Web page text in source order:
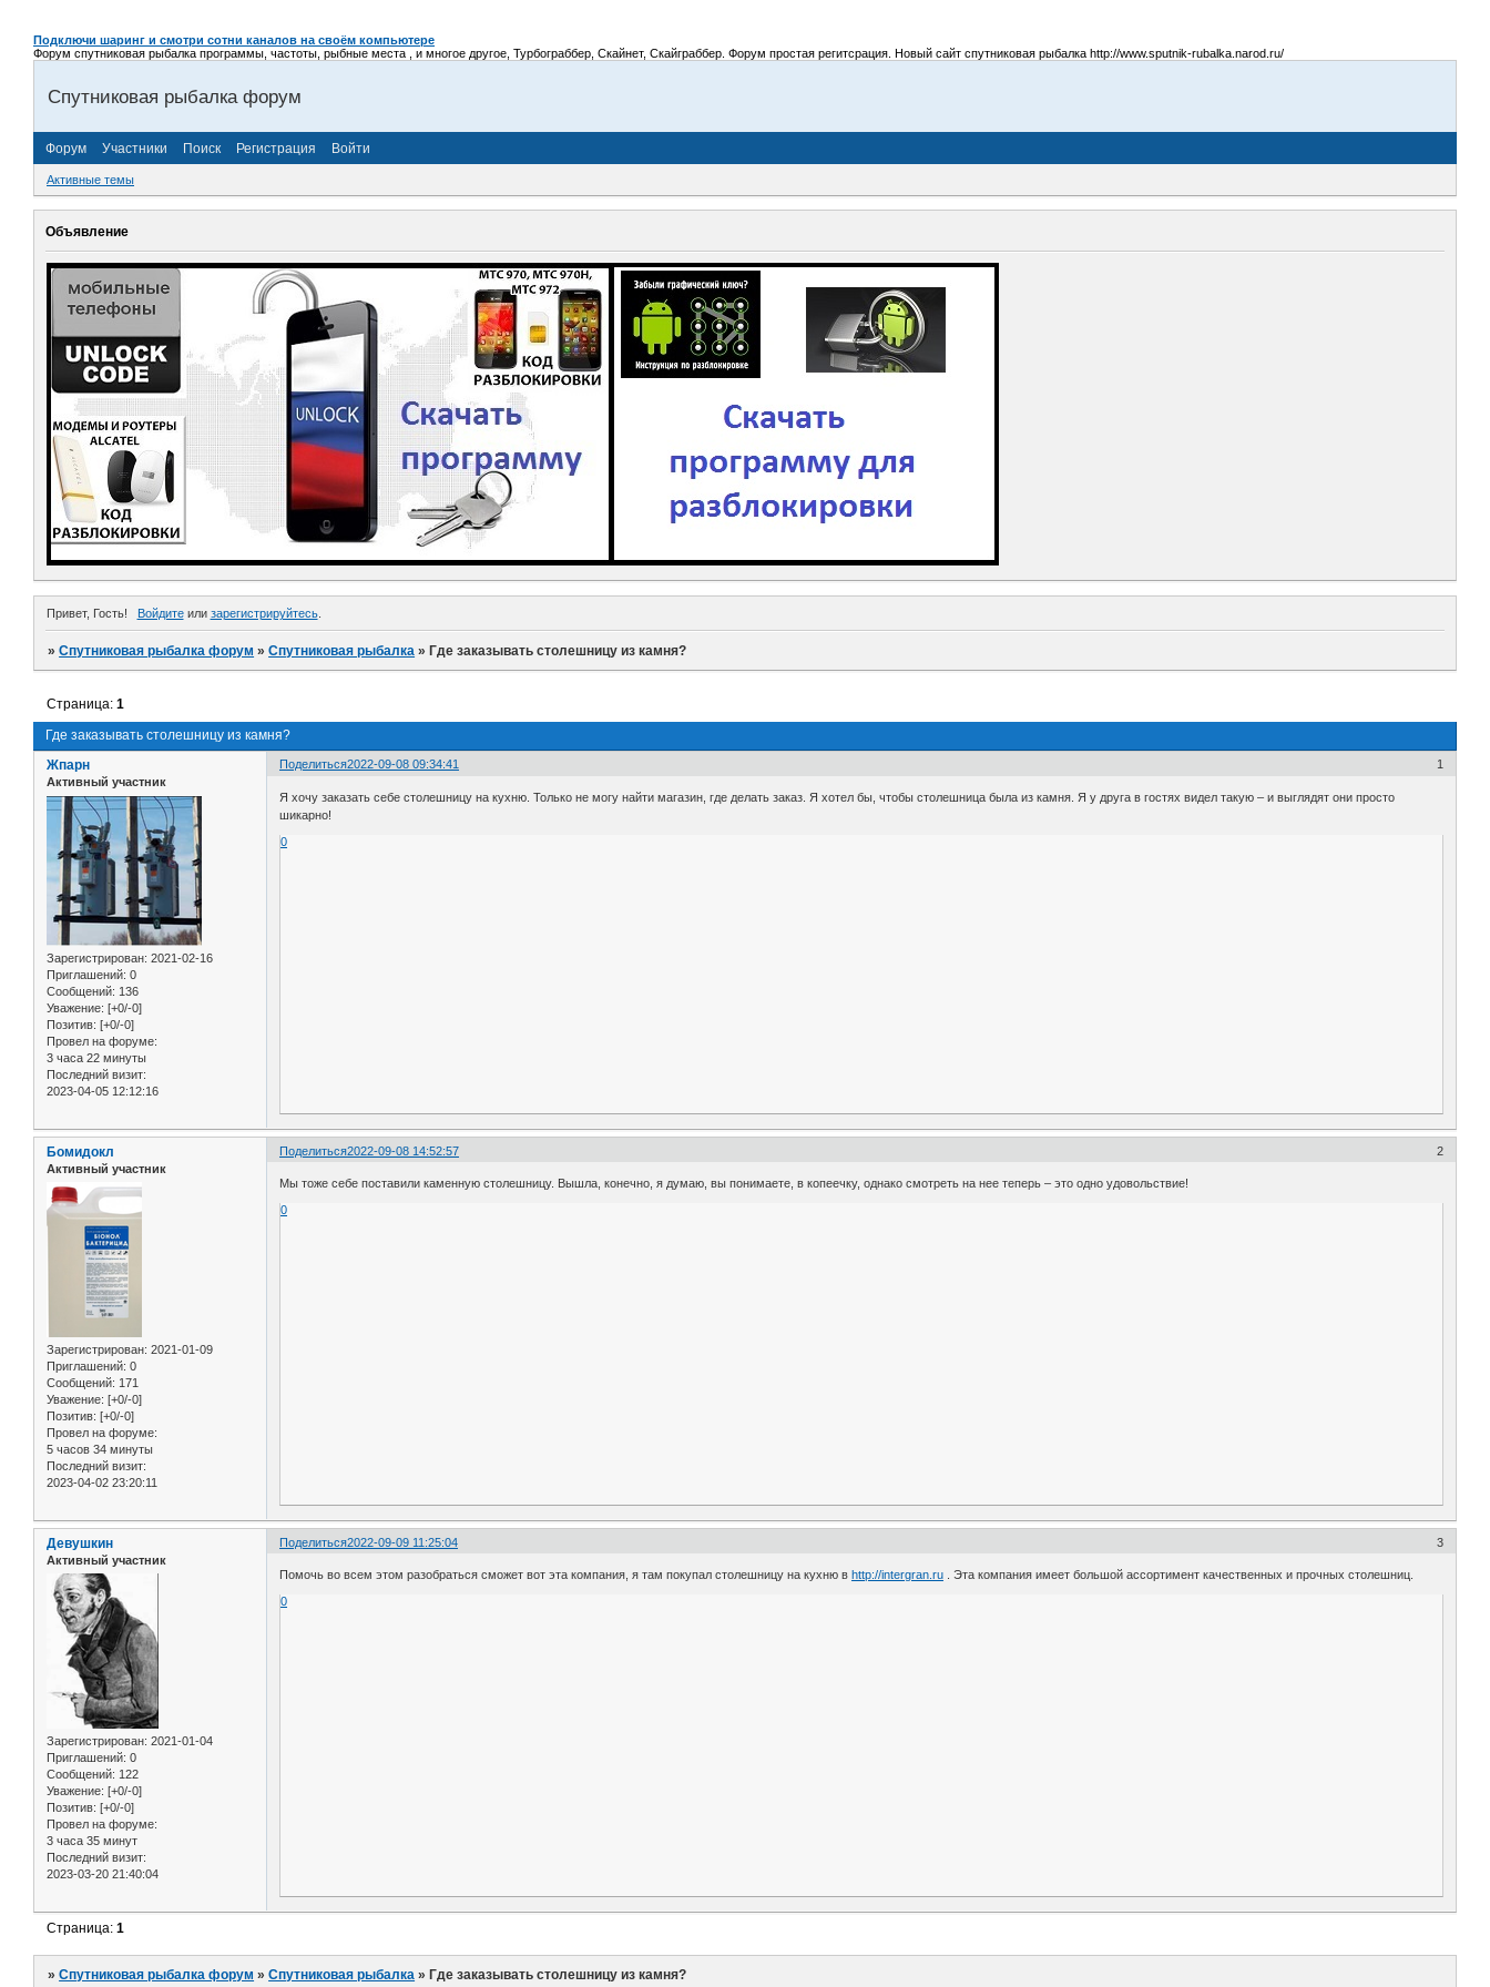
Подключи шаринг и смотри сотни каналов на своём компьютере
Форум спутниковая рыбалка программы, частоты, рыбные места , и многое другое, Турбограббер, Скайнет, Скайграббер. Форум простая регитсрация. Новый сайт спутниковая рыбалка http://www.sputnik-rubalka.narod.ru/
Спутниковая рыбалка форум
Форум Участники Поиск Регистрация Войти
Активные темы
Объявление
Привет, Гость! Войдитеили зарегистрируйтесь.
»Спутниковая рыбалка форум »Спутниковая рыбалка » Где заказывать столешницу из камня?
Где заказывать столешницу из камня?
Страница:1
Поделиться 1
2022-09-08 09:34:41
Жпарн
Активный участник
Зарегистрирован: 2021-02-16
Приглашений: 0
Сообщений: 136
Уважение: [+0/-0]
Позитив: [+0/-0]
Провел на форуме:
3 часа 22 минуты
Последний визит:
2023-04-05 12:12:16
Я хочу заказать себе столешницу на кухню. Только не могу найти магазин, где делать заказ. Я хотел бы, чтобы столешница была из камня. Я у друга в гостях видел такую – и выглядят они просто
шикарно!
0
Поделиться 2
2022-09-08 14:52:57
Бомидокл
Активный участник
Зарегистрирован: 2021-01-09
Приглашений: 0
Сообщений: 171
Уважение: [+0/-0]
Позитив: [+0/-0]
Провел на форуме:
5 часов 34 минуты
Последний визит:
2023-04-02 23:20:11
Мы тоже себе поставили каменную столешницу. Вышла, конечно, я думаю, вы понимаете, в копеечку, однако смотреть на нее теперь – это одно удовольствие!
0
Поделиться 3
2022-09-09 11:25:04
Девушкин
Активный участник
Зарегистрирован: 2021-01-04
Приглашений: 0
Сообщений: 122
Уважение: [+0/-0]
Позитив: [+0/-0]
Провел на форуме:
3 часа 35 минут
Последний визит:
2023-03-20 21:40:04
Помочь во всем этом разобраться сможет вот эта компания, я там покупал столешницу на кухню в http://intergran.ru . Эта компания имеет большой ассортимент качественных и прочных столешниц.
0
Страница:1
»Спутниковая рыбалка форум »Спутниковая рыбалка »Где заказывать столешницу из камня?